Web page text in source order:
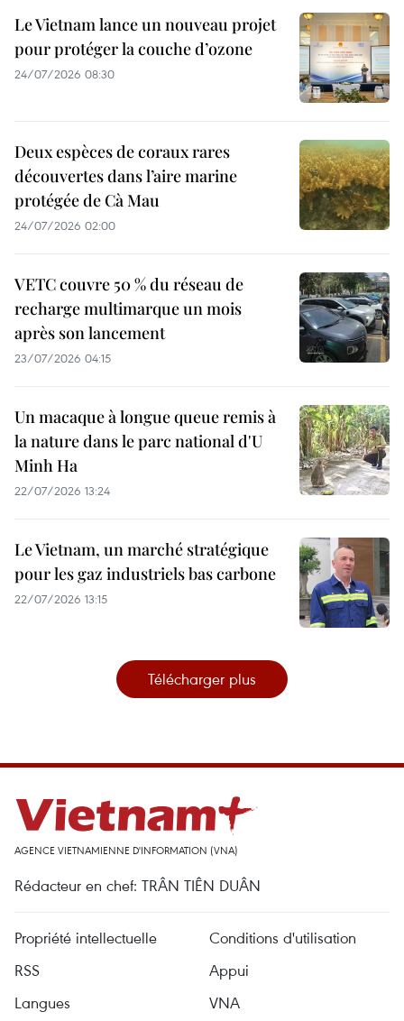
Le Vietnam lance un nouveau projet
pour protéger la couche d’ozone
24/07/2026 08:30
Deux espèces de coraux rares
découvertes dans l’aire marine
protégée de Cà Mau
24/07/2026 02:00
VETC couvre 50 % du réseau de
recharge multimarque un mois
après son lancement
23/07/2026 04:15
Un macaque à longue queue remis à
la nature dans le parc national d'U
Minh Ha
22/07/2026 13:24
Le Vietnam, un marché stratégique
pour les gaz industriels bas carbone
22/07/2026 13:15
Télécharger plus
AGENCE VIETNAMIENNE D'INFORMATION (VNA)
Rédacteur en chef: TRÂN TIÊN DUÂN
Propriété intellectuelle
Conditions d'utilisation
RSS
Appui
Langues
VNA